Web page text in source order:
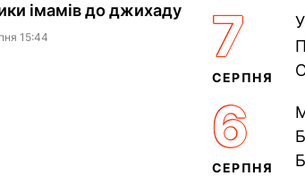
імамів до джихаду
15:44 7
СЕРПНЯ
6
СЕРПНЯ